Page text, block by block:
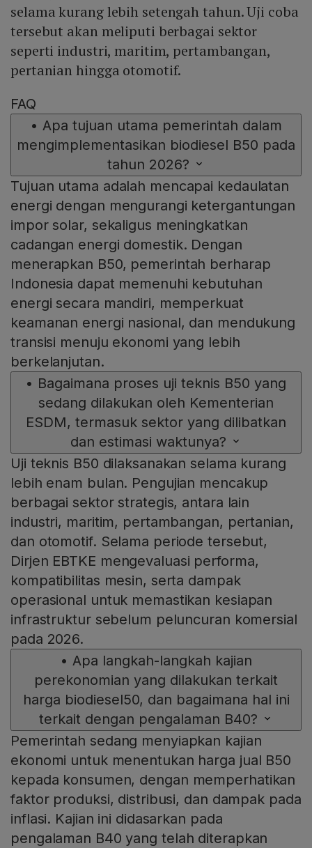
selama kurang lebih setengah tahun. Uji coba
tersebut akan meliputi berbagai sektor
seperti industri, maritim, pertambangan,
pertanian hingga otomotif.
FAQ
• Apa tujuan utama pemerintah dalam
mengimplementasikan biodiesel B50 pada
tahun 2026?
Tujuan utama adalah mencapai kedaulatan
energi dengan mengurangi ketergantungan
impor solar, sekaligus meningkatkan
cadangan energi domestik. Dengan
menerapkan B50, pemerintah berharap
Indonesia dapat memenuhi kebutuhan
energi secara mandiri, memperkuat
keamanan energi nasional, dan mendukung
transisi menuju ekonomi yang lebih
berkelanjutan.
• Bagaimana proses uji teknis B50 yang
sedang dilakukan oleh Kementerian
ESDM, termasuk sektor yang dilibatkan
dan estimasi waktunya?
Uji teknis B50 dilaksanakan selama kurang
lebih enam bulan. Pengujian mencakup
berbagai sektor strategis, antara lain
industri, maritim, pertambangan, pertanian,
dan otomotif. Selama periode tersebut,
Dirjen EBTKE mengevaluasi performa,
kompatibilitas mesin, serta dampak
operasional untuk memastikan kesiapan
infrastruktur sebelum peluncuran komersial
pada 2026.
• Apa langkah-langkah kajian
perekonomian yang dilakukan terkait
harga biodiesel50, dan bagaimana hal ini
terkait dengan pengalaman B40?
Pemerintah sedang menyiapkan kajian
ekonomi untuk menentukan harga jual B50
kepada konsumen, dengan memperhatikan
faktor produksi, distribusi, dan dampak pada
inflasi. Kajian ini didasarkan pada
pengalaman B40 yang telah diterapkan